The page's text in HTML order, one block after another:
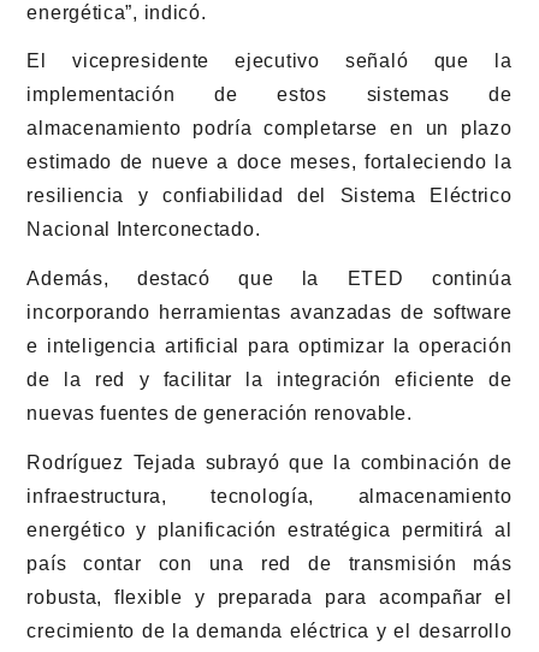
energética”, indicó.
El vicepresidente ejecutivo señaló que la
implementación de estos sistemas de
almacenamiento podría completarse en un plazo
estimado de nueve a doce meses, fortaleciendo la
resiliencia y confiabilidad del Sistema Eléctrico
Nacional Interconectado.
Además, destacó que la ETED continúa
incorporando herramientas avanzadas de software
e inteligencia artificial para optimizar la operación
de la red y facilitar la integración eficiente de
nuevas fuentes de generación renovable.
Rodríguez Tejada subrayó que la combinación de
infraestructura, tecnología, almacenamiento
energético y planificación estratégica permitirá al
país contar con una red de transmisión más
robusta, flexible y preparada para acompañar el
crecimiento de la demanda eléctrica y el desarrollo